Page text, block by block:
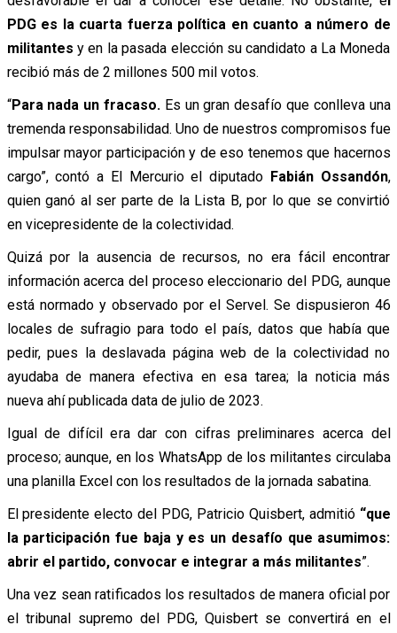
PDG es la cuarta fuerza política en cuanto a número de
militantes y en la pasada elección su candidato a La Moneda
recibió más de 2 millones 500 mil votos.
“Para nada un fracaso. Es un gran desafío que conlleva una
tremenda responsabilidad. Uno de nuestros compromisos fue
impulsar mayor participación y de eso tenemos que hacernos
cargo”, contó a El Mercurio el diputado Fabián Ossandón,
quien ganó al ser parte de la Lista B, por lo que se convirtió
en vicepresidente de la colectividad.
Quizá por la ausencia de recursos, no era fácil encontrar
información acerca del proceso eleccionario del PDG, aunque
está normado y observado por el Servel. Se dispusieron 46
locales de sufragio para todo el país, datos que había que
pedir, pues la deslavada página web de la colectividad no
ayudaba de manera efectiva en esa tarea; la noticia más
nueva ahí publicada data de julio de 2023.
Igual de difícil era dar con cifras preliminares acerca del
proceso; aunque, en los WhatsApp de los militantes circulaba
una planilla Excel con los resultados de la jornada sabatina.
El presidente electo del PDG, Patricio Quisbert, admitió “que
la participación fue baja y es un desafío que asumimos:
abrir el partido, convocar e integrar a más militantes”.
Una vez sean ratificados los resultados de manera oficial por
el tribunal supremo del PDG, Quisbert se convertirá en el